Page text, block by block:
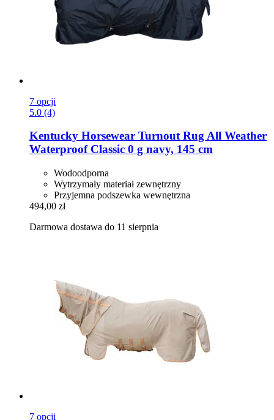
7 opcji
5.0 (4)
Kentucky Horsewear Turnout Rug All Weather
Waterproof Classic 0 g navy, 145 cm
Wodoodporna
Wytrzymały materiał zewnętrzny
Przyjemna podszewka wewnętrzna
494,00 zł
Darmowa dostawa do 11 sierpnia
7 opcji